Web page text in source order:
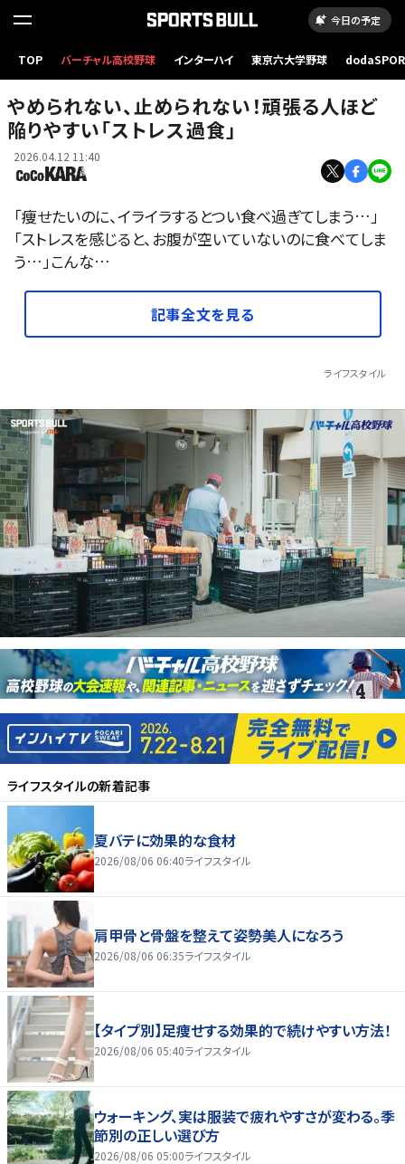
今日の予定
TOP バーチャル高校野球 インターハイ 東京六大学野球
やめられない、止められない！頑張る人ほど
陥りやすい「ストレス過食」
2026.04.12 11:40
「痩せたいのに、イライラするとつい食べ過ぎてしまう…」
「ストレスを感じると、お腹が空いていないのに食べてしま
う…」こんな…
記事全文を見る
ライフスタイル
ライフスタイルの新着記事
夏バテに効果的な食材
2026/08/06 06:40ライフスタイル
肩甲骨と骨盤を整えて姿勢美人になろう
2026/08/06 06:35ライフスタイル
【タイプ別】足痩せする効果的で続けやすい方法！
2026/08/06 05:40ライフスタイル
ウォーキング、実は服装で疲れやすさが変わる。季
節別の正しい選び方
2026/08/06 05:00ライフスタイル